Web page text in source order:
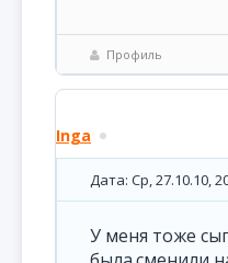
Профиль
Inga
Дата: Ср, 27.10.10,
У меня тоже